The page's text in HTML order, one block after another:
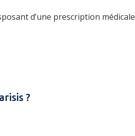
d’une prescription médicale
?